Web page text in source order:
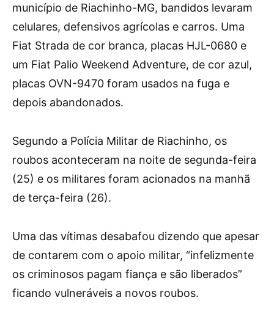
município de Riachinho-MG, bandidos levaram
celulares, defensivos agrícolas e carros. Uma
Fiat Strada de cor branca, placas HJL-0680 e
um Fiat Palio Weekend Adventure, de cor azul,
placas OVN-9470 foram usados na fuga e
depois abandonados.
Segundo a Polícia Militar de Riachinho, os
roubos aconteceram na noite de segunda-feira
(25) e os militares foram acionados na manhã
de terça-feira (26).
Uma das vítimas desabafou dizendo que apesar
de contarem com o apoio militar, “infelizmente
os criminosos pagam fiança e são liberados”
ficando vulneráveis a novos roubos.